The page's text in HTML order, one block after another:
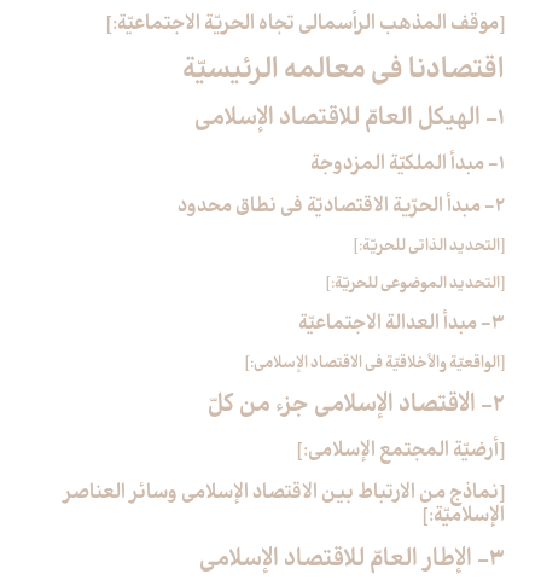
[موقف المذهب الرأسمالي تجاه الحريّة الاجتماعيّة:]
اقتصادنا في معالمه الرئيسيّة
1- الهيكل العامّ للاقتصاد الإسلامي‏
1- مبدأ الملكيّة المزدوجة
2- مبدأ الحرّية الاقتصاديّة في نطاق محدود
[التحديد الذاتي للحريّة:]
[التحديد الموضوعي للحريّة:]
3- مبدأ العدالة الاجتماعيّة
[الواقعيّة والأخلاقيّة في الاقتصاد الإسلامي:]
2- الاقتصاد الإسلامي جزء من كلّ‏
[أرضيّة المجتمع الإسلامي:]
[نماذج من الارتباط بين الاقتصاد الإسلامي وسائر العناصر
الإسلاميّة:]
3- الإطار العامّ للاقتصاد الإسلامي‏